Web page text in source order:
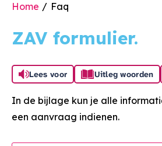
Naar hoofdinhoud
Naar hoofdnavigatiemenu
Naar zoeken
Home Faq
ZAV formulier.
Lees voor Uitleg woorden
Algemeen
In de bijlage kun je alle
een aanvraag indienen.